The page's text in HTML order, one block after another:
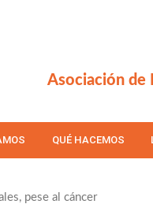
Asociación de
QUÉ HACEMOS
pese al cáncer